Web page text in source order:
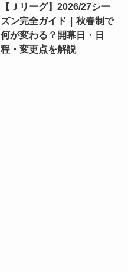
【Ｊリーグ】2026/27シー
ズン完全ガイド｜秋春制で
何が変わる？開幕日・日
程・変更点を解説